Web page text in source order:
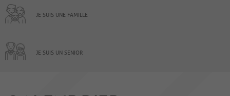
JE SUIS UNE FAMILLE
JE SUIS UN SENIOR